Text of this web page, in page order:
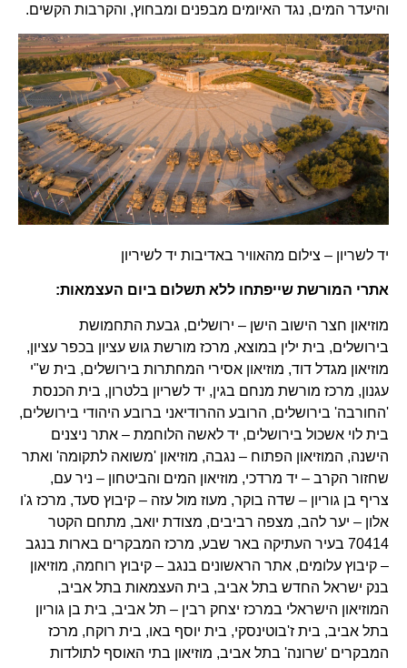
והיעדר המים, נגד האיומים מבפנים ומבחוץ, והקרבות הקשים.
יד לשריון – צילום מהאוויר באדיבות יד לשיריון
אתרי המורשת שייפתחו ללא תשלום ביום העצמאות:
מוזיאון חצר הישוב הישן – ירושלים, גבעת התחמושת
בירושלים, בית ילין במוצא, מרכז מורשת גוש עציון בכפר עציון,
מוזיאון מגדל דוד, מוזיאון אסירי המחתרות בירושלים, בית ש"י
עגנון, מרכז מורשת מנחם בגין, יד לשריון בלטרון, בית הכנסת
'החורבה' בירושלים, הרובע ההרודיאני ברובע היהודי בירושלים,
בית לוי אשכול בירושלים, יד לאשה הלוחמת – אתר ניצנים
הישנה, המוזיאון הפתוח – נגבה, מוזיאון 'משואה לתקומה' ואתר
שחזור הקרב – יד מרדכי, מוזיאון המים והביטחון – ניר עם,
צריף בן גוריון – שדה בוקר, מעוז מול עזה – קיבוץ סעד, מרכז ג'ו
אלון – יער להב, מצפה רביבים, מצודת יואב, מתחם הקטר
70414 בעיר העתיקה באר שבע, מרכז המבקרים בארות בנגב
– קיבוץ עלומים, אתר הראשונים בנגב – קיבוץ רוחמה, מוזיאון
בנק ישראל החדש בתל אביב, בית העצמאות בתל אביב,
המוזיאון הישראלי במרכז יצחק רבין – תל אביב, בית בן גוריון
בתל אביב, בית ז'בוטינסקי, בית יוסף באו, בית רוקח, מרכז
המבקרים 'שרונה' בתל אביב, מוזיאון בתי האוסף לתולדות